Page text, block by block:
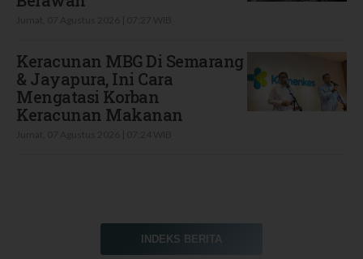
Keracunan MBG Di Semarang
& Jayapura, Ini Cara
Mengatasi Korban
Keracunan Makanan
INDEKS BERITA